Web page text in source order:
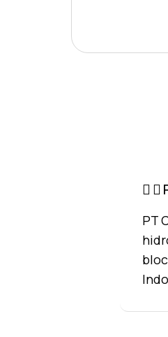
PT